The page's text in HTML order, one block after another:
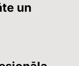
un